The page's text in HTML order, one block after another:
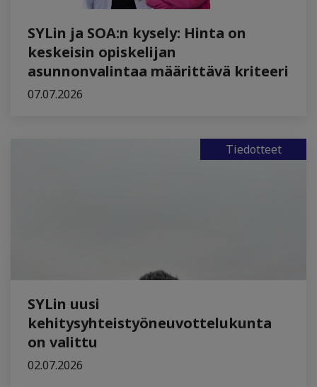
SYLin ja SOA:n kysely: Hinta on
keskeisin opiskelijan
asunnonvalintaa määrittävä kriteeri
07.07.2026
Tiedotteet
SYLin uusi
kehitysyhteistyöneuvottelukunta
on valittu
02.07.2026